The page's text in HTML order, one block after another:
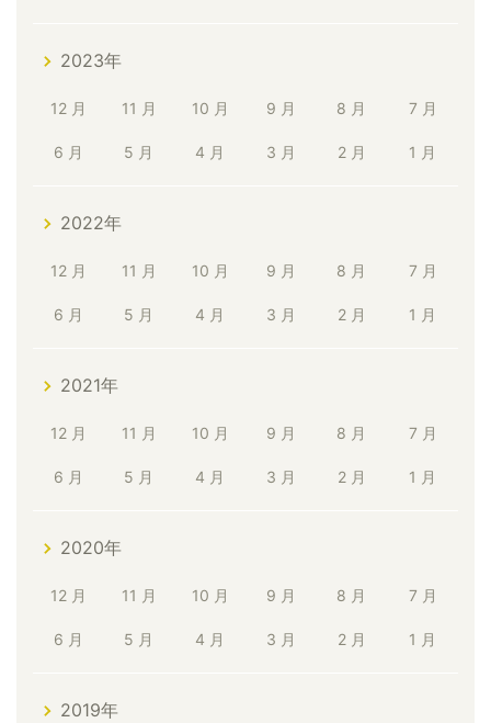
2023年
12 月 11 月 10 月 9 月 8 月 7 月
6 月 5 月 4 月 3 月 2 月 1 月
2022年
12 月 11 月 10 月 9 月 8 月 7 月
6 月 5 月 4 月 3 月 2 月 1 月
2021年
12 月 11 月 10 月 9 月 8 月 7 月
6 月 5 月 4 月 3 月 2 月 1 月
2020年
12 月 11 月 10 月 9 月 8 月 7 月
6 月 5 月 4 月 3 月 2 月 1 月
2019年